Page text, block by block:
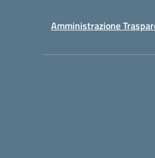
Amministrazione